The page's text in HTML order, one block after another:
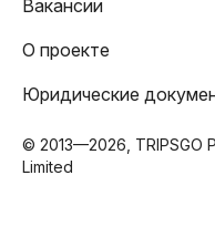
Вакансии
О проекте
Юридические
© 2013—2026, TRIPSGO
Limited